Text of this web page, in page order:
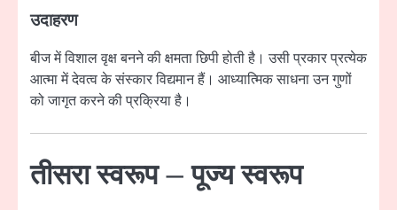
उदाहरण
बीज में विशाल वृक्ष बनने की क्षमता छिपी होती है। उसी प्रकार प्रत्येक
आत्मा में देवत्व के संस्कार विद्यमान हैं। आध्यात्मिक साधना उन गुणों
को जागृत करने की प्रक्रिया है।
तीसरा स्वरूप – पूज्य स्वरूप